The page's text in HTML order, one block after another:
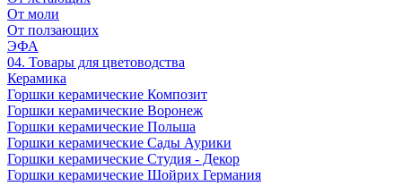
От моли
От ползающих
ЭФА
04. Товары для цветоводства
Керамика
Горшки керамические Композит
Горшки керамические Воронеж
Горшки керамические Польша
Горшки керамические Сады Аурики
Горшки керамические Студия - Декор
Горшки керамические Шойрих Германия